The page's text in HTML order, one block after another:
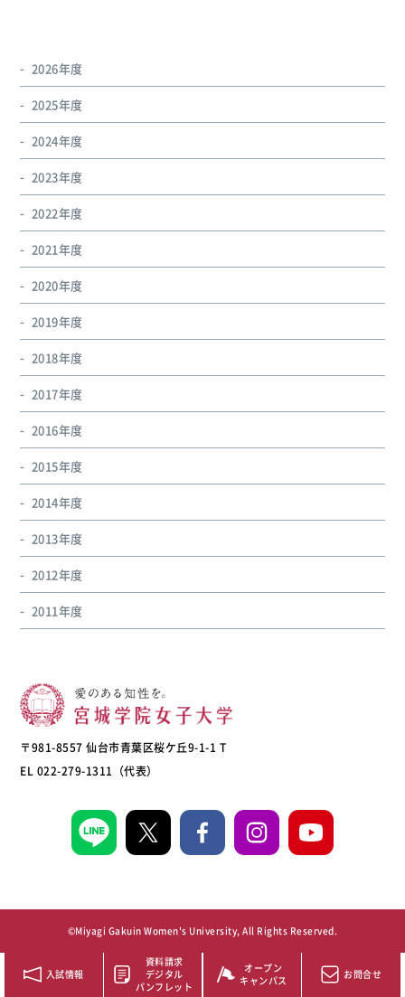
2026年度
2025年度
2024年度
2023年度
2022年度
2021年度
2020年度
2019年度
2018年度
2017年度
2016年度
2015年度
2014年度
2013年度
2012年度
2011年度
〒981-8557 仙台市青葉区桜ケ丘9-1-1 T
EL 022-279-1311（代表）
©Miyagi Gakuin Women's University, All Rights Reserved.
入試情報
資料請求
デジタル
パンフレット
オープン
キャンパス
お問合せ